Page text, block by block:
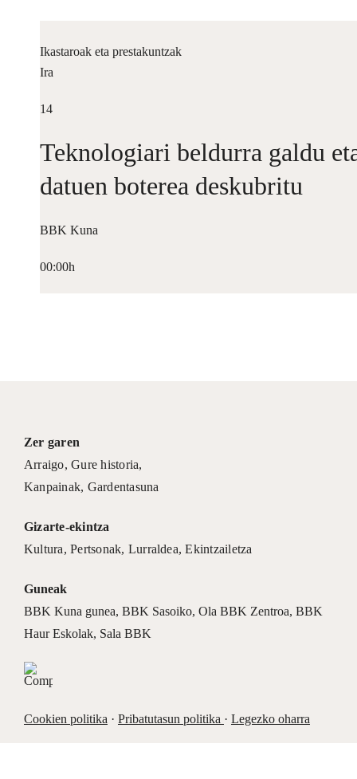
Ikastaroak eta prestakuntzak
Ira
14
Teknologiari beldurra galdu
datuen boterea deskubritu
BBK Kuna
00:00h
Zer garen
Arraigo,Gure historia,
Kanpainak, Gardentasuna
Gizarte-ekintza
Kultura,Pertsonak, Lurraldea,Ekintzailetza
Guneak
BBK Kuna gunea, BBK Sasoiko, Ola BBK Zentroa, BBK
Haur Eskolak, Sala BBK
Cookien politika · Pribatutasun politika · Legezko oharra